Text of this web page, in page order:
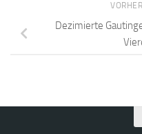
Dezimierte